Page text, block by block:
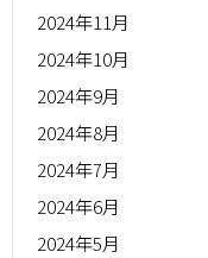
2024年11月
2024年10月
2024年9月
2024年8月
2024年7月
2024年6月
2024年5月